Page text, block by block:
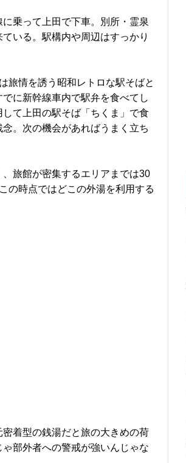
乗って上田で下車。別所・霊泉
いる。駅構内や周辺はすっかり
旅情を誘う昭和レトロな駅そばと
に新幹線車内で駅弁を食べてし
て上田の駅そば「ちくま」で食
。次の機会があればうまく立ち
旅館が密集するエリアまでは30
の時点ではどこの外湯を利用する
着型の銭湯だと旅の大きめの荷
部外者への警戒が強いんじゃな